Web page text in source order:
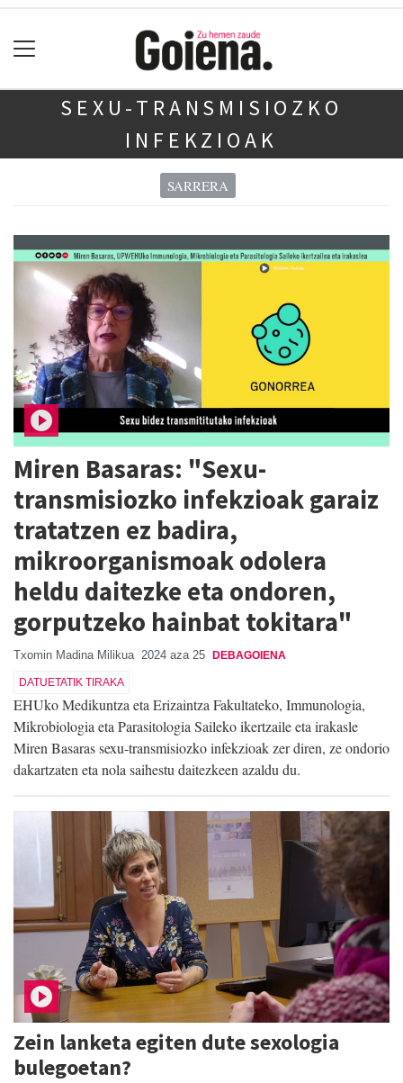
SEXU-TRANSMISIOZKO
INFEKZIOAK
SARRERA
Miren Basaras: "Sexu-
transmisiozko infekzioak garaiz
tratatzen ez badira,
mikroorganismoak odolera
heldu daitezke eta ondoren,
gorputzeko hainbat tokitara"
Txomin Madina Milikua 2024 aza 25 DEBAGOIENA
DATUETATIK TIRAKA
EHUko Medikuntza eta Erizaintza Fakultateko, Immunologia,
Mikrobiologia eta Parasitologia Saileko ikertzaile eta irakasle
Miren Basaras sexu-transmisiozko infekzioak zer diren, ze ondorio
dakartzaten eta nola saihestu daitezkeen azaldu du.
Zein lanketa egiten dute sexologia
bulegoetan?